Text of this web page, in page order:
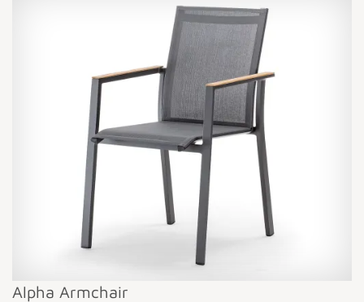
Alpha Armchair